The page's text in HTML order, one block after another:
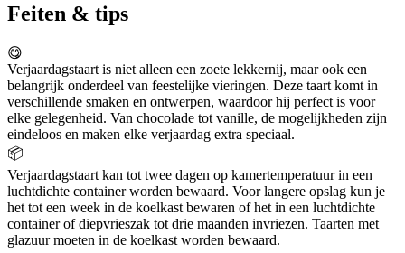
Feiten & tips
😋
Verjaardagstaart is niet alleen een zoete lekkernij, maar ook een
belangrijk onderdeel van feestelijke vieringen. Deze taart komt in
verschillende smaken en ontwerpen, waardoor hij perfect is voor
elke gelegenheid. Van chocolade tot vanille, de mogelijkheden zijn
eindeloos en maken elke verjaardag extra speciaal.
📦
Verjaardagstaart kan tot twee dagen op kamertemperatuur in een
luchtdichte container worden bewaard. Voor langere opslag kun je
het tot een week in de koelkast bewaren of het in een luchtdichte
container of diepvrieszak tot drie maanden invriezen. Taarten met
glazuur moeten in de koelkast worden bewaard.